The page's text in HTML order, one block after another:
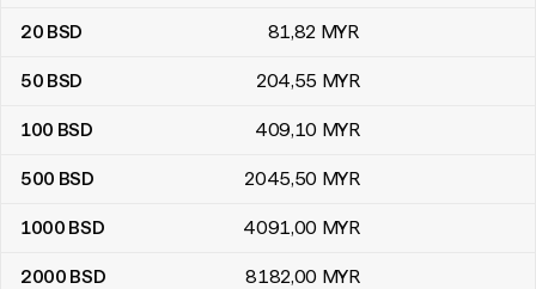
20 BSD 81,82 MYR
50 BSD 204,55 MYR
100 BSD 409,10 MYR
500 BSD 2045,50 MYR
1000 BSD 4091,00 MYR
2000 BSD 8182,00 MYR